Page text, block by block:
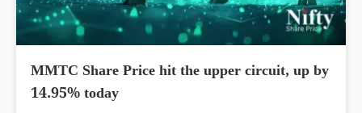
MMTC Share Price hit the upper circuit, up by
14.95% today